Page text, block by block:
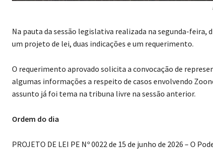
Na pauta da sessão legislativa realizada na segunda-feira,
um projeto de lei, duas indicações e um requerimento.
O requerimento aprovado solicita a convocação de
algumas informações a respeito de casos envolvendo
assunto já foi tema na tribuna livre na sessão anterior.
Ordem do dia
PROJETO DE LEI PE Nº 0022 de 15 de junho de 2026 – O